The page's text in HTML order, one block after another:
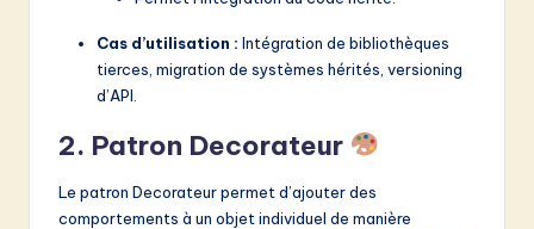
Cas d’utilisation : Intégration de bibliothèques
tierces, migration de systèmes hérités, versioning
d’API.
2. Patron Decorateur
Le patron Decorateur permet d’ajouter des
comportements à un objet individuel de manière